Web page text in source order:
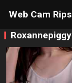
Web Cam Rips
Roxannepiggy